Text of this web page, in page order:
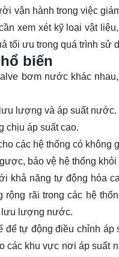
vận hành trong việc
xem xét kỹ loại vật
tối ưu trong quá trình sử
biến
bơm nước khác
lượng và áp suất nước.
chịu áp suất cao.
các hệ thống có không
bảo vệ hệ thống khỏi
khả năng tự động hóa
rãi trong các hệ
lưu lượng nước.
để tự động điều chỉnh
khu vực nơi áp suất